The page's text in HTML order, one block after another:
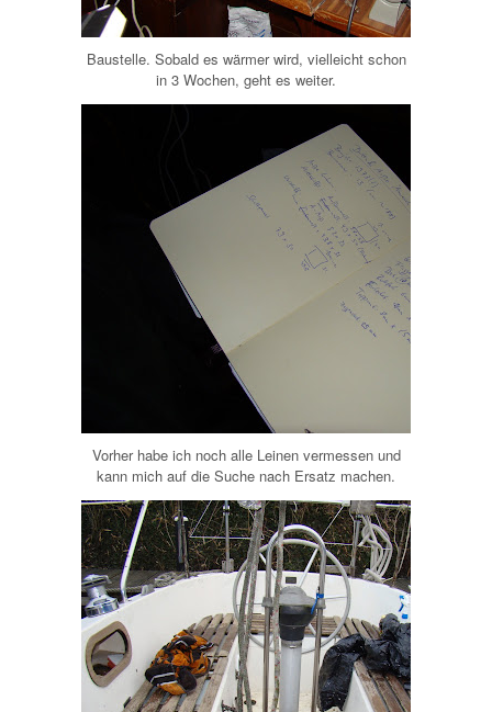
Baustelle. Sobald es wärmer wird, vielleicht schon
in 3 Wochen, geht es weiter.
Vorher habe ich noch alle Leinen vermessen und
kann mich auf die Suche nach Ersatz machen.